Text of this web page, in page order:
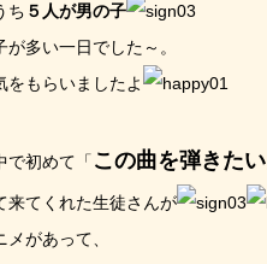
ち ５人が男の子
が多い一日でした～。
をもらいましたよ
で初めて「 この曲を弾きたい
来てくれた生徒さんが
があって、